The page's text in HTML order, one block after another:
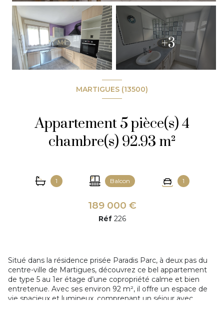
+3
MARTIGUES (13500)
Appartement 5 pièce(s) 4
chambre(s) 92.93 m²
1 Balcon 1
189 000 €
Réf 226
Situé dans la résidence prisée Paradis Parc, à deux pas du
centre-ville de Martigues, découvrez ce bel appartement
de type 5 au 1er étage d’une copropriété calme et bien
entretenue. Avec ses environ 92 m², il offre un espace de
vie spacieux et lumineux, comprenant un séjour avec